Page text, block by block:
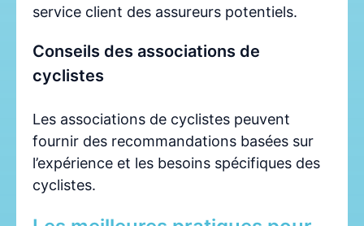
service client des assureurs potentiels.
Conseils des associations de
cyclistes
Les associations de cyclistes peuvent
fournir des recommandations basées sur
l’expérience et les besoins spécifiques des
cyclistes.